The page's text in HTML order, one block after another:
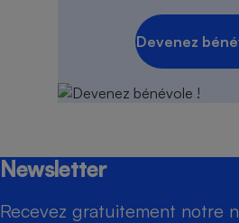
Devenez
Newsletter
Recevez gratuitement notre